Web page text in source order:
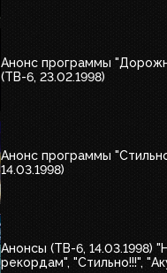
Анонс программы
(ТВ-6, 23.02.1998)
Анонс программы
14.03.1998)
Анонсы (ТВ-6, 14.03.1998)
рекордам", "Стильно!!!",